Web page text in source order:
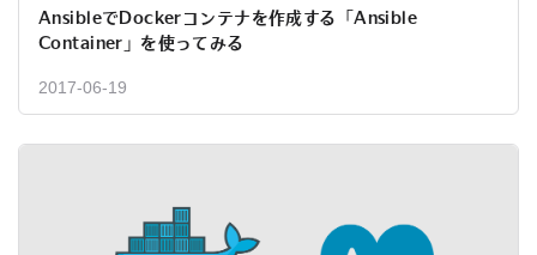
AnsibleでDockerコンテナを作成する「Ansible
Container」を使ってみる
2017-06-19